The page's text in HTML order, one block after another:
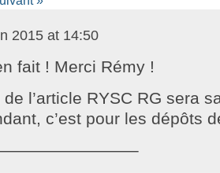
2015 at 14:50
fait ! Merci Rémy !
l’article RYSC RG sera
c’est pour les dépôts